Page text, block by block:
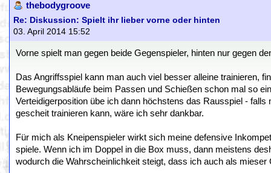
thebodygroove
Re: Diskussion: Spielt ihr lieber vorne oder hinten
03. April 2014 15:52
Vorne spielt man gegen beide Gegenspieler, hinten nur gegen
Das Angriffsspiel kann man auch viel besser alleine trainieren,
Bewegungsabläufe beim Passen und Schießen schon mal so
Verteidigerposition übe ich dann höchstens das Rausspiel -
gescheit trainieren kann, wäre ich sehr dankbar.
Für mich als Kneipenspieler wirkt sich meine defensive
spiele. Wenn ich im Doppel in die Box muss, dann meistens
wodurch die Wahrscheinlichkeit steigt, dass ich auch als mieser